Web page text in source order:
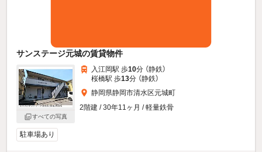
サンステージ元城の賃貸物件
すべての写真
入江岡駅 歩10分 （静鉄）
桜橋駅 歩13分 （静鉄）
静岡県静岡市清水区元城町
2階建 / 30年11ヶ月 / 軽量鉄骨
駐車場あり